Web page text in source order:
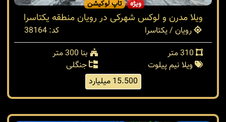
ویژه تاپ لوکیشن
ویلا مدرن و لوکس شهرکی در رویان منطقه یکتاسرا
رویان / یکتاسرا
کد: 38164
بنا 300 متر
ویلا نیم پیلوت
جنگلی
15.500 میلیارد